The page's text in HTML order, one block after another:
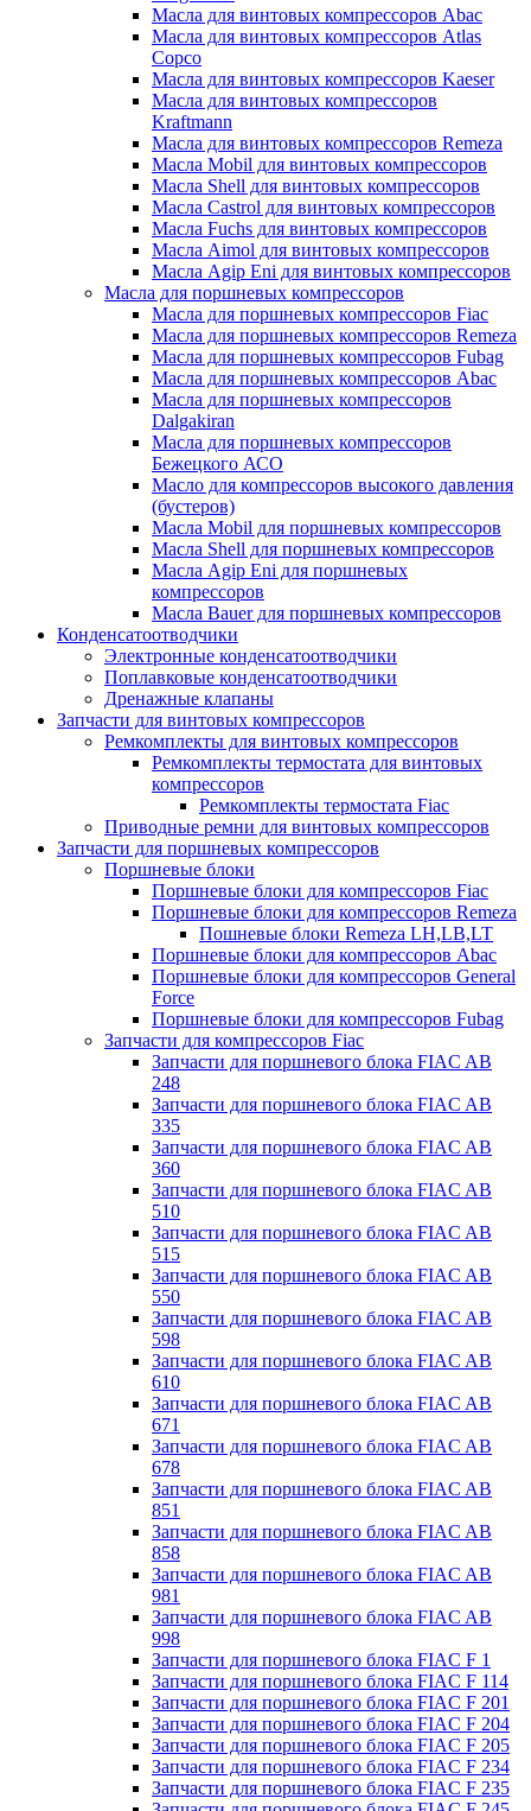
Масла для винтовых компрессоров Abac
Масла для винтовых компрессоров Atlas
Copco
Масла для винтовых компрессоров Kaeser
Масла для винтовых компрессоров
Kraftmann
Масла для винтовых компрессоров Remeza
Масла Mobil для винтовых компрессоров
Масла Shell для винтовых компрессоров
Масла Castrol для винтовых компрессоров
Масла Fuchs для винтовых компрессоров
Масла Aimol для винтовых компрессоров
Масла Agip Eni для винтовых компрессоров
Масла для поршневых компрессоров
Масла для поршневых компрессоров Fiac
Масла для поршневых компрессоров Remeza
Масла для поршневых компрессоров Fubag
Масла для поршневых компрессоров Abac
Масла для поршневых компрессоров
Dalgakiran
Масла для поршневых компрессоров
Бежецкого АСО
Масло для компрессоров высокого давления
(бустеров)
Масла Mobil для поршневых компрессоров
Масла Shell для поршневых компрессоров
Масла Agip Eni для поршневых
компрессоров
Масла Bauer для поршневых компрессоров
Конденсатоотводчики
Электронные конденсатоотводчики
Поплавковые конденсатоотводчики
Дренажные клапаны
Запчасти для винтовых компрессоров
Ремкомплекты для винтовых компрессоров
Ремкомплекты термостата для винтовых
компрессоров
Ремкомплекты термостата Fiac
Приводные ремни для винтовых компрессоров
Запчасти для поршневых компрессоров
Поршневые блоки
Поршневые блоки для компрессоров Fiac
Поршневые блоки для компрессоров Remeza
Пошневые блоки Remeza LH,LB,LT
Поршневые блоки для компрессоров Abac
Поршневые блоки для компрессоров General
Force
Поршневые блоки для компрессоров Fubag
Запчасти для компрессоров Fiac
Запчасти для поршневого блока FIAC AB
248
Запчасти для поршневого блока FIAC AB
335
Запчасти для поршневого блока FIAC AB
360
Запчасти для поршневого блока FIAC AB
510
Запчасти для поршневого блока FIAC AB
515
Запчасти для поршневого блока FIAC AB
550
Запчасти для поршневого блока FIAC AB
598
Запчасти для поршневого блока FIAC AB
610
Запчасти для поршневого блока FIAC AB
671
Запчасти для поршневого блока FIAC AB
678
Запчасти для поршневого блока FIAC AB
851
Запчасти для поршневого блока FIAC AB
858
Запчасти для поршневого блока FIAC AB
981
Запчасти для поршневого блока FIAC AB
998
Запчасти для поршневого блока FIAC F 1
Запчасти для поршневого блока FIAC F 114
Запчасти для поршневого блока FIAC F 201
Запчасти для поршневого блока FIAC F 204
Запчасти для поршневого блока FIAC F 205
Запчасти для поршневого блока FIAC F 234
Запчасти для поршневого блока FIAC F 235